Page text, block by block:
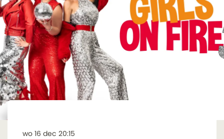
wo 16 dec 20:15